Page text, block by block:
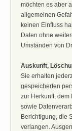
möchten es aber
allgemeinen
keinen Einfluss
Daten ohne
Umständen von
Auskunft,
Sie erhalten
gespeicherten
zur Herkunft, dem
sowie
Berichtigung, die
verlangen.